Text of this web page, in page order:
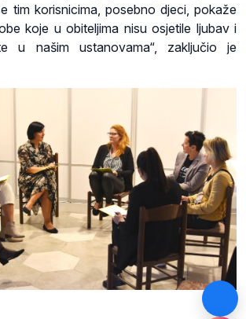
tim korisnicima, posebno djeci, pokaže
koje u obiteljima nisu osjetile ljubav i
u našim ustanovama“, zaključio je